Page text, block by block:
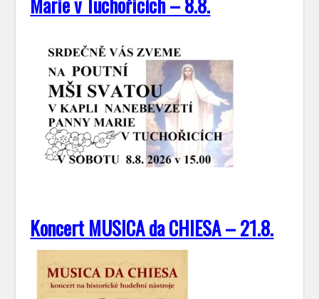
Koncert MUSICA da CHIESA – 21.8.